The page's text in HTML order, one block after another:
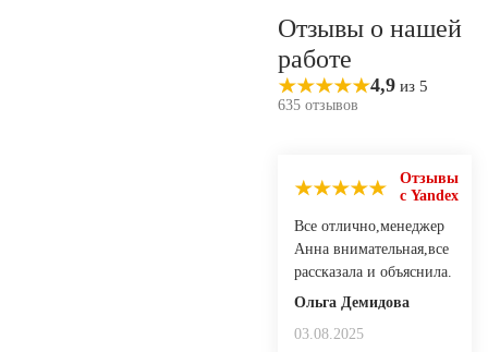
Отзывы о нашей
работе
4,9 из 5
635 отзывов
Отзывы
с Yandex
Все отлично,менеджер
Анна внимательная,все
рассказала и объяснила.
Ольга Демидова
03.08.2025